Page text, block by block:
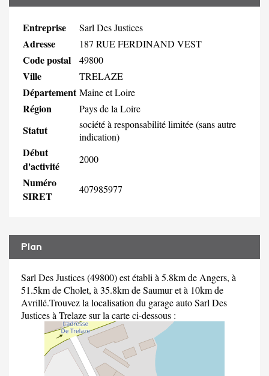
Entreprise Sarl Des Justices
Adresse 187 RUE FERDINAND VEST
Code postal 49800
Ville TRELAZE
Département Maine et Loire
Région Pays de la Loire
Statut
société à responsabilité limitée (sans autre
indication)
Début
d'activité
2000
Numéro
SIRET
407985977
Plan
Sarl Des Justices (49800) est établi à 5.8km de Angers, à
51.5km de Cholet, à 35.8km de Saumur et à 10km de
Avrillé.Trouvez la localisation du garage auto Sarl Des
Justices à Trelaze sur la carte ci-dessous :